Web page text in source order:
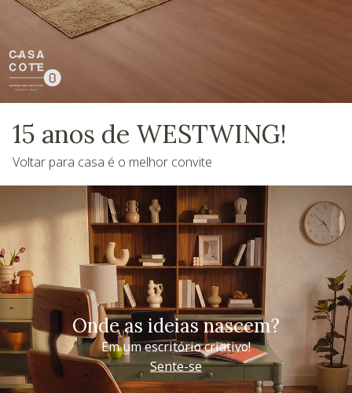
15 anos de WESTWING!
Voltar para casa é o melhor convite
Onde as ideias nascem?
Em um escritório criativo!
Sente-se